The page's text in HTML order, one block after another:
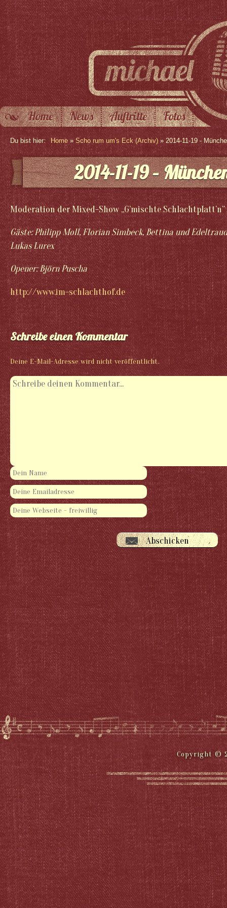
Home News Auftritte Fotos
Du bist hier: Home » Scho rum um's Eck (Archiv) » 2014-11-19 -
2014-11-19 –
Moderation der Mixed-Show „G’mischte
Gäste: Philipp Moll, Florian Simbeck, Bettina und
Lukas Lurex
Opener: Björn Puscha
http://www.im-schlachthof.de
Schreibe einen Kommentar
Deine E-Mail-Adresse wird nicht veröffentlicht.
Copyright ©